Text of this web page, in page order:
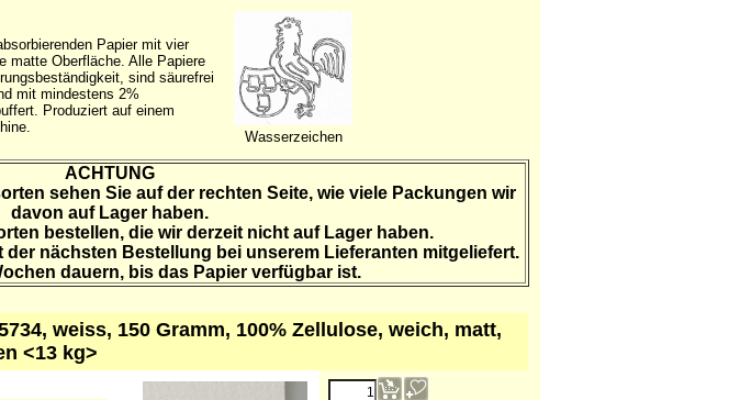
Papier mit vier
matte Oberfläche. Alle Papiere
sind säurefrei
mit mindestens 2%
Produziert auf einem
Wasserzeichen
ACHTUNG
sehen Sie auf der rechten Seite, wie viele Packungen wir
davon auf Lager haben.
bestellen, die wir derzeit nicht auf Lager haben.
der nächsten Bestellung bei unserem Lieferanten mitgeliefert.
dauern, bis das Papier verfügbar ist.
weiss, 150 Gramm, 100% Zellulose, weich, matt,
<13 kg>
213.15